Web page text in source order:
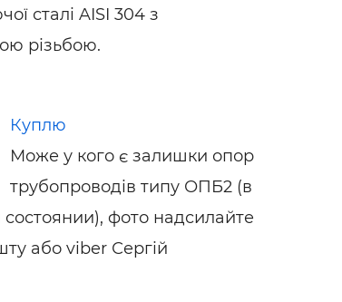
сталі AISI 304 з
різьбою.
Куплю
Може у кого є залишки опор
трубопроводів типу ОПБ2 (в
фото надсилайте
або viber Сергій